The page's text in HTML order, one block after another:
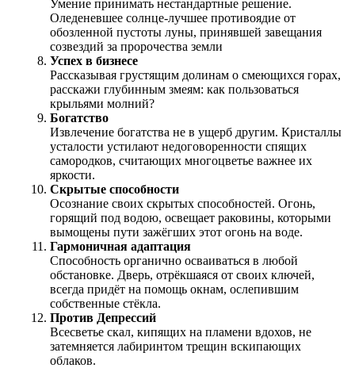
Умение принимать нестандартные решение.
Оледеневшее солнце-лучшее противоядие от
обозленной пустоты луны, принявшей завещания
созвездий за пророчества земли
Успех в бизнесе
Рассказывая грустящим долинам о смеющихся горах,
расскажи глубинным змеям: как пользоваться
крыльями молний?
Богатство
Извлечение богатства не в ущерб другим. Кристаллы
усталости устилают недоговоренности спящих
самородков, считающих многоцветье важнее их
яркости.
Скрытые способности
Осознание своих скрытых способностей. Огонь,
горящий под водою, освещает раковины, которыми
вымощены пути зажёгших этот огонь на воде.
Гармоничная адаптация
Способность органично осваиваться в любой
обстановке. Дверь, отрёкшаяся от своих ключей,
всегда придёт на помощь окнам, ослепившим
собственные стёкла.
Против Депрессий
Всесветье скал, кипящих на пламени вдохов, не
затемняется лабиринтом трещин вскипающих
облаков.